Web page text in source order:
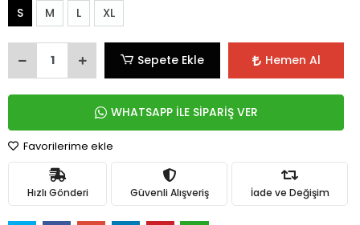
S M L XL
Sepete Ekle Hemen Al
WHATSAPP İLE SİPARİŞ VER
Favorilerime ekle
Hızlı Gönderi Güvenli Alışveriş İade ve Değişim